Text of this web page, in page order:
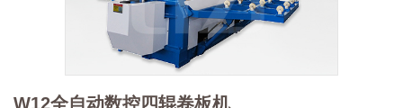
W12全自动数控四辊卷板机